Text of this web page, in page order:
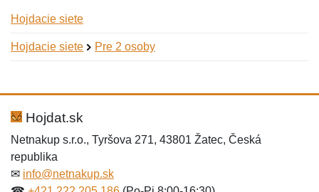
Hojdacie siete
Hojdacie siete Pre 2 osoby
Hodnotenie:
Meno:*
Meno:
E-mail:*
Hojdat.sk
Netnakup s.r.o., Tyršova 271, 43801 Žatec, Česká
republika
✉ info@netnakup.sk